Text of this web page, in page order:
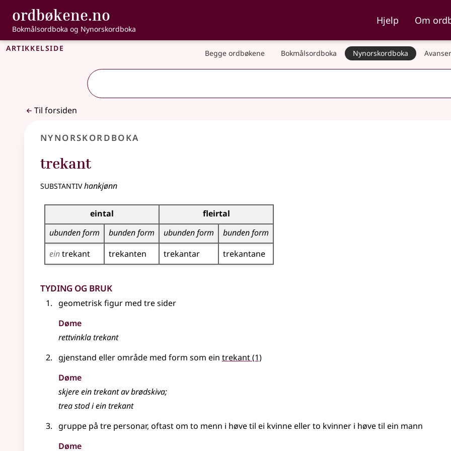
Gå til hovedinnhold
Tilgjengelighet
ordbøkene.no , Bokmålsordboka og Nynorskordboka
Bokmålsordboka og Nynorskordboka
Hjelp Om
Artikkelside Begge ordbøkene Bokmålsordboka Nynorskordboka
Til forsiden
Nynorskordboka
trekant
substantivhankjønn
Bøyningstabell for dette substantivet
eintal
fleirtal
ubunden form
bunden form ubunden form
bunden form
eintrekant trekanten trekantar trekantane
Tyding og bruk
geometrisk figur med tre sider
Døme
rettvinkla trekant
gjenstand eller område med form som ein trekant(1)
Døme
skjere ein trekant av brødskiva;
trea stod i ein trekant
gruppe på tre personar, oftast om to menn i høve til ei kvinneellerto kvinner i høve til ein mann
Døme